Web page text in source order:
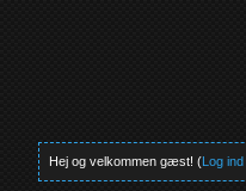
Hej og velkommen gæst! (Log ind